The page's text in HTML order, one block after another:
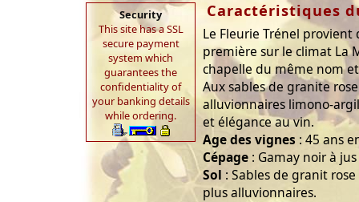
Security
This site has a SSL
secure payment
system which
guarantees the
confidentiality of
your banking details
while ordering.
Caractéristiques
Le Fleurie Trénel provient
première sur le climat La
chapelle du même nom
Aux sables de granite
alluvionnaires limono-
et élégance au vin.
Age des vignes : 45 ans
Cépage : Gamay noir à
Sol : Sables de granit
plus alluvionnaires.